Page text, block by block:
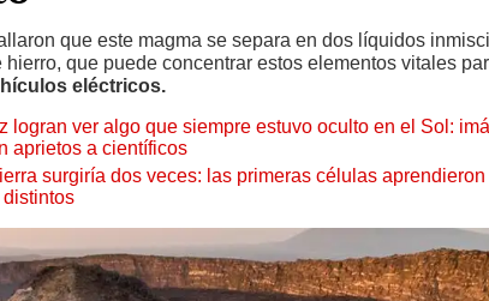
que este magma se separa en dos líquidos
que puede concentrar estos elementos vitales
eléctricos.
logran ver algo que siempre estuvo oculto en el Sol:
aprietos a científicos
surgiría dos veces: las primeras células